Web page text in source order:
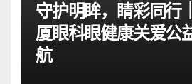
守护明眸，睛彩同行
厦眼科眼健康关爱公
航